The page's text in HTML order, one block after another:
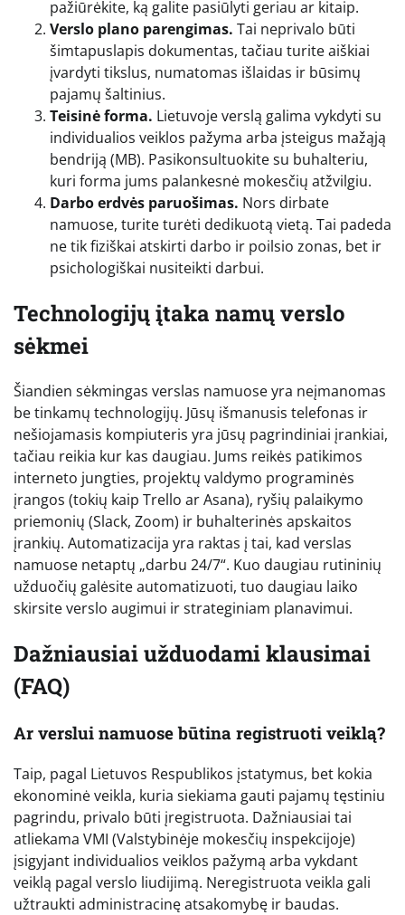
pažiūrėkite, ką galite pasiūlyti geriau ar kitaip.
Verslo plano parengimas. Tai neprivalo būti
šimtapuslapis dokumentas, tačiau turite aiškiai
įvardyti tikslus, numatomas išlaidas ir būsimų
pajamų šaltinius.
Teisinė forma. Lietuvoje verslą galima vykdyti su
individualios veiklos pažyma arba įsteigus mažąją
bendriją (MB). Pasikonsultuokite su buhalteriu,
kuri forma jums palankesnė mokesčių atžvilgiu.
Darbo erdvės paruošimas. Nors dirbate
namuose, turite turėti dedikuotą vietą. Tai padeda
ne tik fiziškai atskirti darbo ir poilsio zonas, bet ir
psichologiškai nusiteikti darbui.
Technologijų įtaka namų verslo
sėkmei
Šiandien sėkmingas verslas namuose yra neįmanomas
be tinkamų technologijų. Jūsų išmanusis telefonas ir
nešiojamasis kompiuteris yra jūsų pagrindiniai įrankiai,
tačiau reikia kur kas daugiau. Jums reikės patikimos
interneto jungties, projektų valdymo programinės
įrangos (tokių kaip Trello ar Asana), ryšių palaikymo
priemonių (Slack, Zoom) ir buhalterinės apskaitos
įrankių. Automatizacija yra raktas į tai, kad verslas
namuose netaptų „darbu 24/7“. Kuo daugiau rutininių
užduočių galėsite automatizuoti, tuo daugiau laiko
skirsite verslo augimui ir strateginiam planavimui.
Dažniausiai užduodami klausimai
(FAQ)
Ar verslui namuose būtina registruoti veiklą?
Taip, pagal Lietuvos Respublikos įstatymus, bet kokia
ekonominė veikla, kuria siekiama gauti pajamų tęstiniu
pagrindu, privalo būti įregistruota. Dažniausiai tai
atliekama VMI (Valstybinėje mokesčių inspekcijoje)
įsigyjant individualios veiklos pažymą arba vykdant
veiklą pagal verslo liudijimą. Neregistruota veikla gali
užtraukti administracinę atsakomybę ir baudas.